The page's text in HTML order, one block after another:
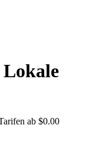
Lokale
ab $0.00